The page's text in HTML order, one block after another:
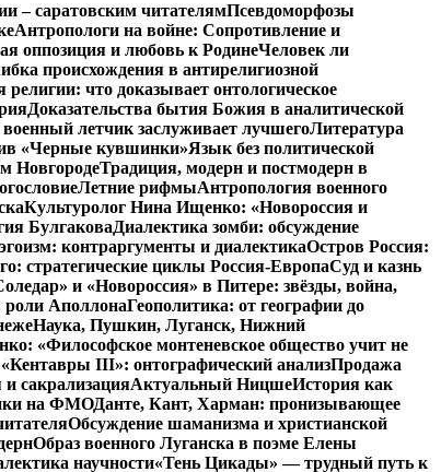
– саратовским читателямПсевдоморфозы
Антропологи на войне: Сопротивление и
оппозиция и любовь к РодинеЧеловек ли
происхождения в антирелигиозной
что доказывает онтологическое
Доказательства бытия Божия в аналитической
летчик заслуживает лучшегоЛитература
«Черные кувшинки»Язык без политической
НовгородеТрадиция, модерн и постмодерн в
Летние рифмыАнтропология военного
Культуролог Нина Ищенко: «Новороссия и
БулгаковаДиалектика зомби: обсуждение
контраргументы и диалектикаОстров Россия:
стратегические циклы Россия-ЕвропаСуд и казнь
и «Новороссия» в Питере: звёзды, война,
АполлонаГеополитика: от географии до
Наука, Пушкин, Луганск, Нижний
«Философское монтеневское общество учит не
III»: онтографический анализПродажа
сакрализацияАктуальный НицшеИстория как
на ФМОДанте, Кант, Харман: пронизывающее
Обсуждение шаманизма и христианской
Образ военного Луганска в поэме Елены
научности«Тень Цикады» — трудный путь к